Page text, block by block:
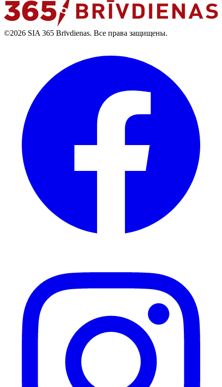
©2026 SIA 365 Brīvdienas. Все права защищены.